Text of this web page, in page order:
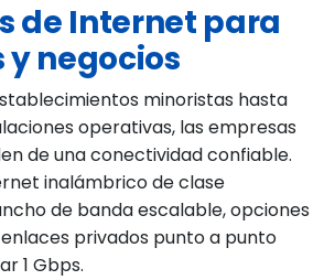
de Internet para
negocios
minoristas hasta
operativas, las empresas
de una conectividad confiable.
inalámbrico de clase
de banda escalable, opciones
privados punto a punto
1 Gbps.